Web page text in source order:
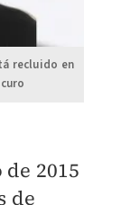
recluido en
2015
de